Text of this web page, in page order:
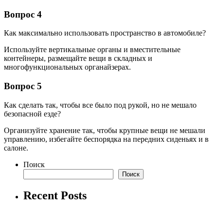
Вопрос 4
Как максимально использовать пространство в автомобиле?
Используйте вертикальные органы и вместительные
контейнеры, размещайте вещи в складных и
многофункциональных органайзерах.
Вопрос 5
Как сделать так, чтобы все было под рукой, но не мешало
безопасной езде?
Организуйте хранение так, чтобы крупные вещи не мешали
управлению, избегайте беспорядка на передних сиденьях и в
салоне.
Поиск
Поиск
Recent Posts